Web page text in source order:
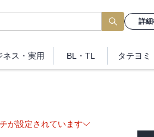
詳
ネス ・実用 BL・TL タテヨミ
が設定されています